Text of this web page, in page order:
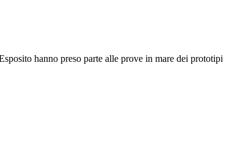
hanno preso parte alle prove in mare dei prototipi